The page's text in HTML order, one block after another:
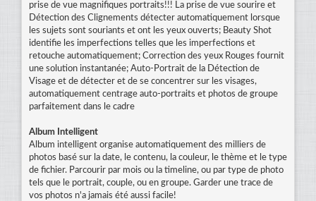
prise de vue magnifiques portraits!!! La prise de vue sourire et
Détection des Clignements détecter automatiquement lorsque
les sujets sont souriants et ont les yeux ouverts; Beauty Shot
identifie les imperfections telles que les imperfections et
retouche automatiquement; Correction des yeux Rouges fournit
une solution instantanée; Auto-Portrait de la Détection de
Visage et de détecter et de se concentrer sur les visages,
automatiquement centrage auto-portraits et photos de groupe
parfaitement dans le cadre
Album Intelligent
Album intelligent organise automatiquement des milliers de
photos basé sur la date, le contenu, la couleur, le thème et le type
de fichier. Parcourir par mois ou la timeline, ou par type de photo
tels que le portrait, couple, ou en groupe. Garder une trace de
vos photos n'a jamais été aussi facile!